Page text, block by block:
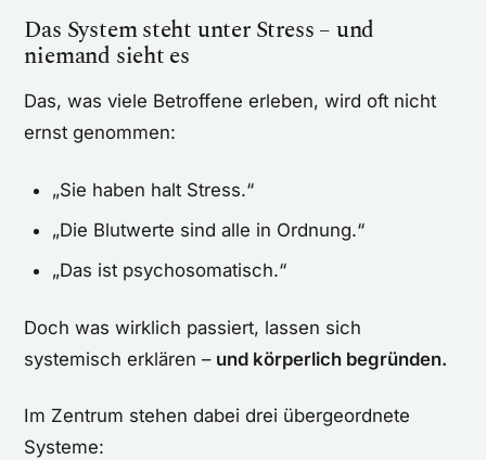
Das System steht unter Stress – und
niemand sieht es
Das, was viele Betroffene erleben, wird oft nicht
ernst genommen:
„Sie haben halt Stress.“
„Die Blutwerte sind alle in Ordnung.“
„Das ist psychosomatisch.“
Doch was wirklich passiert, lassen sich
systemisch erklären – und körperlich begründen.
Im Zentrum stehen dabei drei übergeordnete
Systeme: